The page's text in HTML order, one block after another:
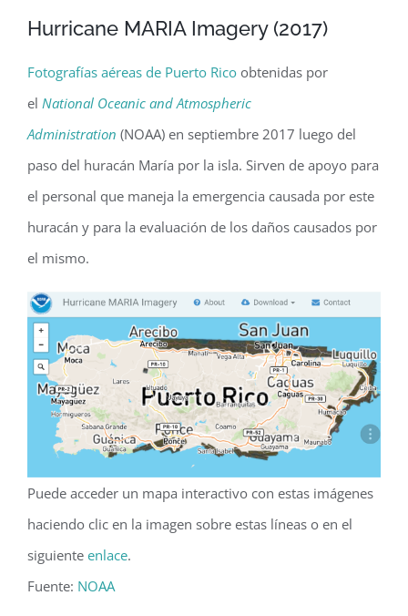
Hurricane MARIA Imagery (2017)
Fotografías aéreas de Puerto Rico obtenidas por
el National Oceanic and Atmospheric
Administration (NOAA) en septiembre 2017 luego del
paso del huracán María por la isla. Sirven de apoyo para
el personal que maneja la emergencia causada por este
huracán y para la evaluación de los daños causados por
el mismo.
Puede acceder un mapa interactivo con estas imágenes
haciendo clic en la imagen sobre estas líneas o en el
siguiente enlace.
Fuente: NOAA